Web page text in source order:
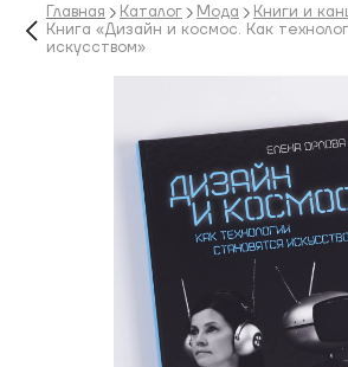
Главная Каталог Мода
Книги и
Книга «Дизайн и космос. Как
искусством»